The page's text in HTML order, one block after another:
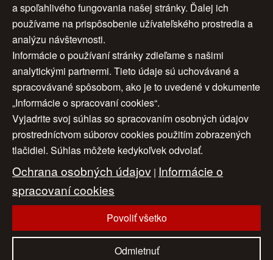
Moje menu
Úvod | O nás | Obchodné podmienky |
Ochrana osobných údajov | Cookies
Nastavenia cookies | Cenník | Aktuality | Kontakt
|
© 2006-2026 ART CONSULTING, Všetky práva vyhradené
a spoľahlivého fungovania našej stránky. Ďalej ich
používame na prispôsobenie užívateľského prostredia a
analýzu návštevnosti.
Informácie o používaní stránky zdieľame s našimi
analytickými partnermi. Tieto údaje sú uchovávané a
spracovávané spôsobom, ako je to uvedené v dokumente
„Informácie o spracovaní cookies“.
Vyjadrite svoj súhlas so spracovaním osobných údajov
prostredníctvom súborov cookies použitím zobrazených
tlačidiel. Súhlas môžete kedykoľvek odvolať.
Ochrana osobných údajov | Informácie o
spracovaní cookies
Povoliť všetko
Odmietnuť